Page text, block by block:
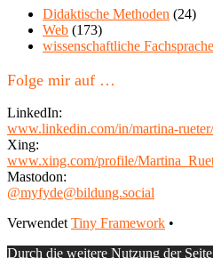
Didaktische Methoden (24)
Web (173)
wissenschaftliche Fachsprache
Folge mir auf …
LinkedIn:
www.linkedin.com/in/martina-rueter/
Xing:
www.xing.com/profile/
Mastodon:
@myfyde@bildung.social
Footer
Inhalt
Verwendet Tiny Framework •
Durch die weitere Nutzung der